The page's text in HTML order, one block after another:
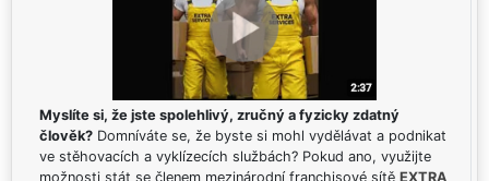
Myslíte si, že jste spolehlivý, zručný a fyzicky zdatný
člověk? Domníváte se, že byste si mohl vydělávat a podnikat
ve stěhovacích a vyklízecích službách? Pokud ano, využijte
možnosti stát se členem mezinárodní franchisové sítě EXTRA